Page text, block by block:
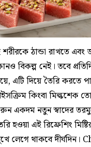
শরীরকে ঠান্ডা রাখতে
বিকল্প নেই। তবে
এটি দিয়ে তৈরি করতে
কিংবা মিল্কশেক
একদম নতুন স্বাদের
হওয়া এই রিফ্রেশিং
লেগে থাকবে দীর্ঘদিন।